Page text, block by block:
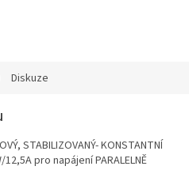
Diskuze
STABILIZOVANÝ- KONSTANTNÍ
pro napájení PARALELNĚ